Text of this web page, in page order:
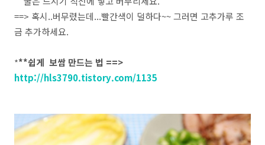
==> 혹시..버무렸는데...빨간색이 덜하다~~ 그러면 고추가루 조
금 추가하세요.
***쉽게 보쌈 만드는 법 ==>
http://hls3790.tistory.com/1135